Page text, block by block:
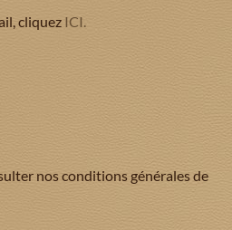
cliquez ICI.
nos conditions générales de